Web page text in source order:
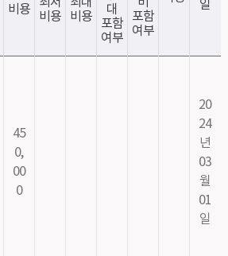
일
비용
비용
비용
대
포함
여부
포함
여부
45
0,
00
0
20
24
년
03
월
01
일